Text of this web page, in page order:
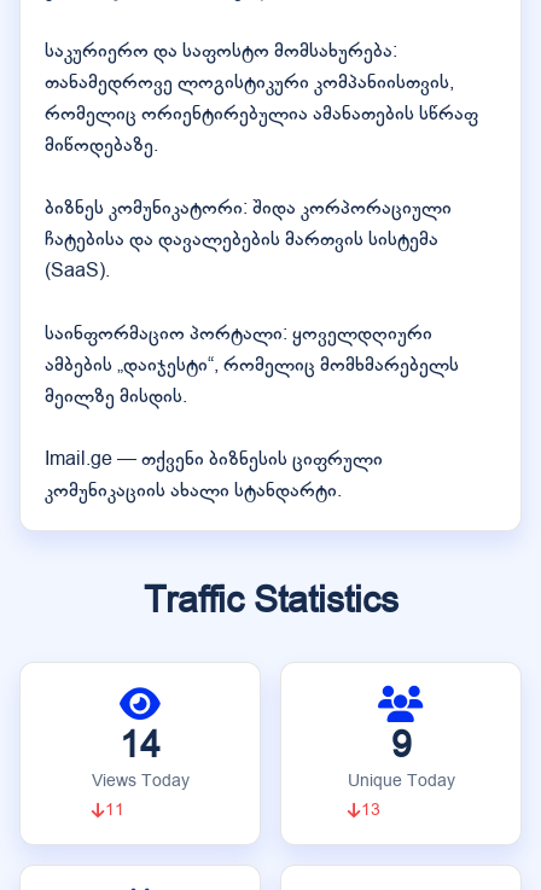
საკურიერო და საფოსტო მომსახურება:
თანამედროვე ლოგისტიკური კომპანიისთვის,
რომელიც ორიენტირებულია ამანათების სწრაფ
მიწოდებაზე.
ბიზნეს კომუნიკატორი: შიდა კორპორაციული
ჩატებისა და დავალებების მართვის სისტემა
(SaaS).
საინფორმაციო პორტალი: ყოველდღიური
ამბების „დაიჯესტი“, რომელიც მომხმარებელს
მეილზე მისდის.
Imail.ge — თქვენი ბიზნესის ციფრული
კომუნიკაციის ახალი სტანდარტი.
Traffic Statistics
14
Views Today
11
9
Unique Today
13